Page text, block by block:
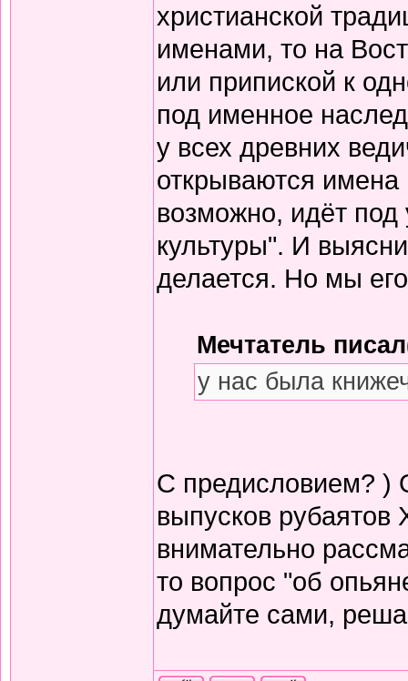
христианской
именами, то на
или припиской к
под именное
у всех древних
открываются имена
возможно, идёт под
культуры". И
делается. Но мы
Мечтатель
у нас была
С предисловием? )
выпусков рубаятов
внимательно
то вопрос "об
думайте сами,